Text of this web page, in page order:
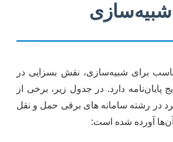
برای شبیه‌سازی، نقش بسزایی در
دارد. در جدول زیر، برخی از
در رشته سامانه های برقی حمل و نقل
آورده شده است: